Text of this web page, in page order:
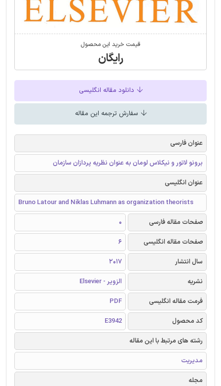
قیمت خرید این محصول
رایگان
دانلود مقاله انگلیسی
سفارش ترجمه این مقاله
عنوان فارسی
برونو لاتور و نیکلاس لومان به عنوان نظریه پردازان سازمان
عنوان انگلیسی
Bruno Latour and Niklas Luhmann as organization theorists
صفحات مقاله فارسی
0
صفحات مقاله انگلیسی
6
سال انتشار
2017
نشریه
الزویر - Elsevier
فرمت مقاله انگلیسی
PDF
کد محصول
E3942
رشته های مرتبط با این مقاله
مدیریت
مجله